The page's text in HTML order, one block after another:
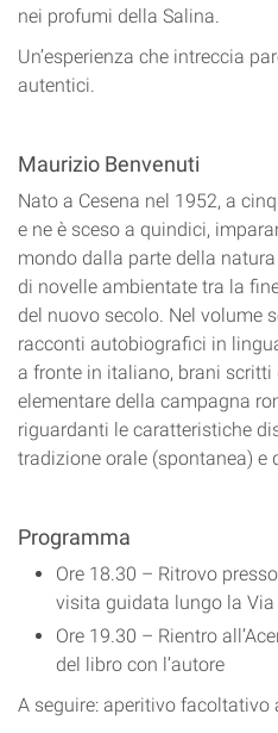
nei profumi della Salina.
Un’esperienza che intreccia
autentici.
Maurizio Benvenuti
Nato a Cesena nel 1952, a
e ne è sceso a quindici,
mondo dalla parte della
di novelle ambientate tra la
del nuovo secolo. Nel volume
racconti autobiografici in
a fronte in italiano, brani
elementare della campagna
riguardanti le caratteristiche
tradizione orale (spontanea) e
Programma
Ore 18.30 – Ritrovo
visita guidata lungo la Via
Ore 19.30 – Rientro
del libro con l’autore
A seguire: aperitivo facoltativo